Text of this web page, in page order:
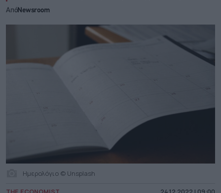
ΑπόNewsroom
Ημερολόγιο © Unsplash